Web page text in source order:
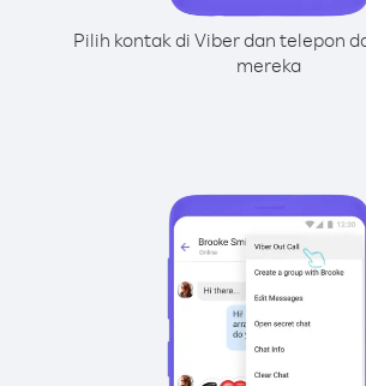
Pilih kontak di Viber dan telepon
mereka